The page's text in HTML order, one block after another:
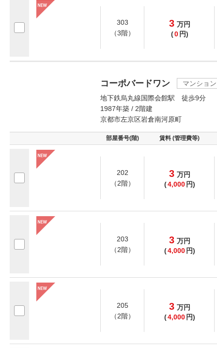
303
（3階）
3 万円
(0 円)
コーポバードワン
マンション
地下鉄烏丸線国際会館駅 徒歩9分
1987年築 / 2階建
京都市左京区岩倉南河原町
部屋番号(階) 賃料 (管理費等)
202
（2階）
3 万円
(4,000 円)
203
（2階）
3 万円
(4,000 円)
205
（2階）
3 万円
(4,000 円)